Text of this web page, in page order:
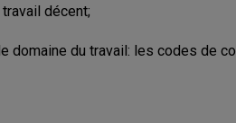
décent;
domaine du travail: les codes de